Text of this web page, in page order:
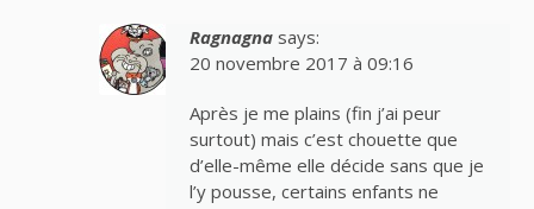
Ragnagna says:
20 novembre 2017 à 09:16
Après je me plains (fin j’ai peur
surtout) mais c’est chouette que
d’elle-même elle décide sans que je
l’y pousse, certains enfants ne